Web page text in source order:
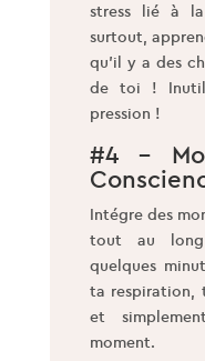
stress lié à
surtout,
qu’il y a des
de toi !
pression !
#4 –
Intégre des
tout au
quelques
ta respiration,
et
moment.